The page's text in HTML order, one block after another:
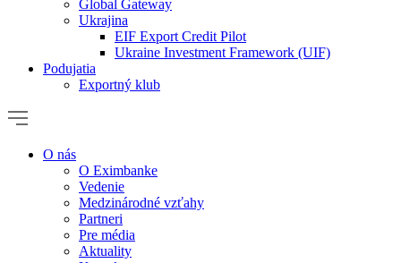
Global Gateway
Ukrajina
EIF Export Credit Pilot
Ukraine Investment Framework (UIF)
Podujatia
Exportný klub
O nás
O Eximbanke
Vedenie
Medzinárodné vzťahy
Partneri
Pre média
Aktuality